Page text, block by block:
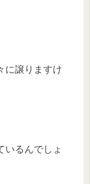
に譲りますけ
いるんでしょ